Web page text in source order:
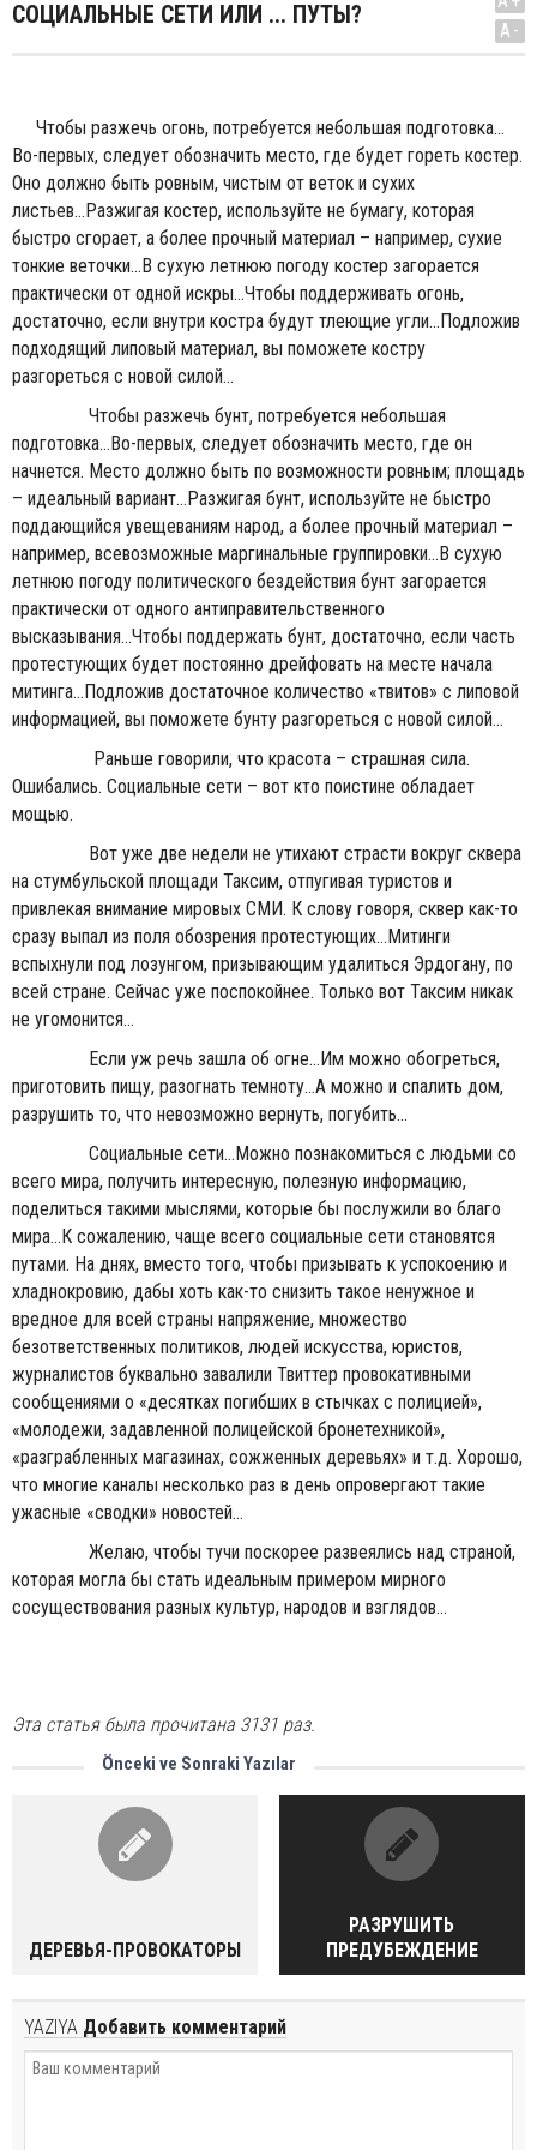
СОЦИАЛЬНЫЕ СЕТИ ИЛИ ... ПУТЫ?
A-
Чтобы разжечь огонь, потребуется небольшая подготовка...
Во-первых, следует обозначить место, где будет гореть костер.
Оно должно быть ровным, чистым от веток и сухих
листьев...Разжигая костер, используйте не бумагу, которая
быстро сгорает, а более прочный материал – например, сухие
тонкие веточки...В сухую летнюю погоду костер загорается
практически от одной искры...Чтобы поддерживать огонь,
достаточно, если внутри костра будут тлеющие угли...Подложив
подходящий липовый материал, вы поможете костру
разгореться с новой силой...
Чтобы разжечь бунт, потребуется небольшая
подготовка...Во-первых, следует обозначить место, где он
начнется. Место должно быть по возможности ровным; площадь
– идеальный вариант...Разжигая бунт, используйте не быстро
поддающийся увещеваниям народ, а более прочный материал –
например, всевозможные маргинальные группировки...В сухую
летнюю погоду политического бездействия бунт загорается
практически от одного антиправительственного
высказывания...Чтобы поддержать бунт, достаточно, если часть
протестующих будет постоянно дрейфовать на месте начала
митинга...Подложив достаточное количество «твитов» с липовой
информацией, вы поможете бунту разгореться с новой силой...
Раньше говорили, что красота – страшная сила.
Ошибались. Социальные сети – вот кто поистине обладает
мощью.
Вот уже две недели не утихают страсти вокруг сквера
на стумбульской площади Таксим, отпугивая туристов и
привлекая внимание мировых СМИ. К слову говоря, сквер как-то
сразу выпал из поля обозрения протестующих...Митинги
вспыхнули под лозунгом, призывающим удалиться Эрдогану, по
всей стране. Сейчас уже поспокойнее. Только вот Таксим никак
не угомонится...
Если уж речь зашла об огне...Им можно обогреться,
приготовить пищу, разогнать темноту...А можно и спалить дом,
разрушить то, что невозможно вернуть, погубить...
Социальные сети...Можно познакомиться с людьми со
всего мира, получить интересную, полезную информацию,
поделиться такими мыслями, которые бы послужили во благо
мира...К сожалению, чаще всего социальные сети становятся
путами. На днях, вместо того, чтобы призывать к успокоению и
хладнокровию, дабы хоть как-то снизить такое ненужное и
вредное для всей страны напряжение, множество
безответственных политиков, людей искусства, юристов,
журналистов буквально завалили Твиттер провокативными
сообщениями о «десятках погибших в стычках с полицией»,
«молодежи, задавленной полицейской бронетехникой»,
«разграбленных магазинах, сожженных деревьях» и т.д. Хорошо,
что многие каналы несколько раз в день опровергают такие
ужасные «сводки» новостей...
Желаю, чтобы тучи поскорее развеялись над страной,
которая могла бы стать идеальным примером мирного
сосуществования разных культур, народов и взглядов...
Эта статья была прочитана 3131 раз.
Önceki ve Sonraki Yazılar
ДЕРЕВЬЯ-ПРОВОКАТОРЫ
РАЗРУШИТЬ
ПРЕДУБЕЖДЕНИЕ
YAZIYA Добавить комментарий